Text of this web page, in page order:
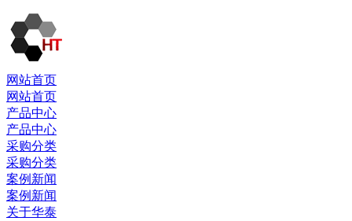
网站首页
网站首页
产品中心
产品中心
采购分类
采购分类
案例新闻
案例新闻
关于华泰